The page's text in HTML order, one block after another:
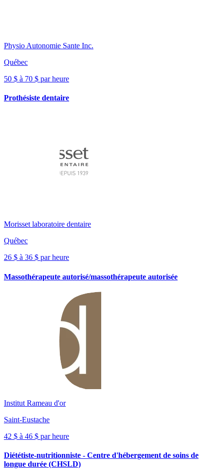
Physio Autonomie Sante Inc.
Québec
50 $ à 70 $ par heure
Prothésiste dentaire
Morisset laboratoire dentaire
Québec
26 $ à 36 $ par heure
Massothérapeute autorisé/massothérapeute autorisée
Institut Rameau d'or
Saint-Eustache
42 $ à 46 $ par heure
Diététiste-nutritionniste - Centre d'hébergement de soins de
longue durée (CHSLD)